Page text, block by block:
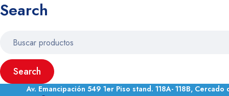
Search
Av. Emancipación 549 1er Piso stand. 118A- 118B, Cercado